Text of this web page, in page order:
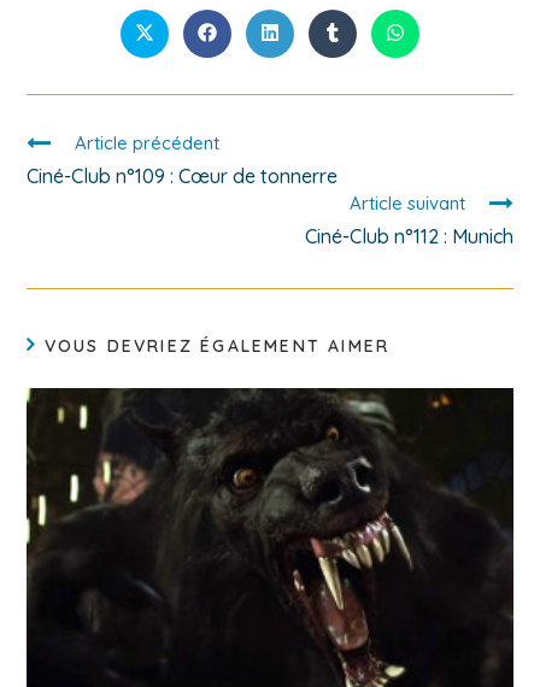
Article précédent
Ciné-Club n°109 : Cœur de tonnerre
Article suivant
Ciné-Club n°112 : Munich
VOUS DEVRIEZ ÉGALEMENT AIMER